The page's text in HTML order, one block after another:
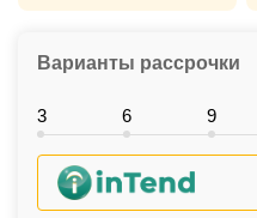
Варианты рассрочки
3 6 9